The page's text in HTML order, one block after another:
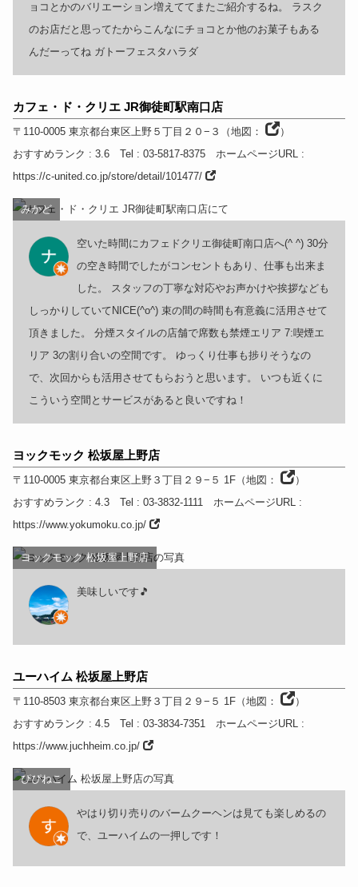
ョコとかのバリエーション増えててまたご紹介するね。 ラスク
のお店だと思ってたからこんなにチョコとか他のお菓子もある
んだーってね ガトーフェスタハラダ
カフェ・ド・クリエ JR御徒町駅南口店
〒110-0005 東京都台東区上野５丁目２０−３ （地図：
）
おすすめランク : 3.6 Tel : 03-5817-8375 ホームページURL:
https://c-united.co.jp/store/detail/101477/
みかど
空いた時間にカフェドクリエ御徒町南口店へ(^ ^) 30分
の空き時間でしたがコンセントもあり、仕事も出来ま
した。 スタッフの丁寧な対応やお声かけや挨拶なども
しっかりしていてNICE(^o^) 束の間の時間も有意義に活用させて
頂きました。 分煙スタイルの店舗で席数も禁煙エリア 7:喫煙エ
リア 3の割り合いの空間です。 ゆっくり仕事も捗りそうなの
で、次回からも活用させてもらおうと思います。 いつも近くに
こういう空間とサービスがあると良いですね！
ヨックモック 松坂屋上野店
〒110-0005 東京都台東区上野３丁目２９−５ 1F（地図：
）
おすすめランク : 4.3 Tel : 03-3832-1111 ホームページURL:
https://www.yokumoku.co.jp/
ヨックモック 松坂屋上野店
美味しいです🎵
ユーハイム 松坂屋上野店
〒110-8503 東京都台東区上野３丁目２９−５ 1F（地図：
）
おすすめランク : 4.5 Tel : 03-3834-7351 ホームページURL:
https://www.juchheim.co.jp/
ぴぴねこ
やはり切り売りのバームクーヘンは見ても楽しめるの
で、ユーハイムの一押しです！